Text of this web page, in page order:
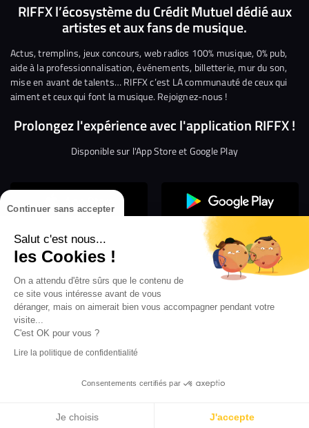
Continuer sans accepter
Salut c'est nous...
les Cookies !
On a attendu d'être sûrs que le contenu de
ce site vous intéresse avant de vous
déranger, mais on aimerait bien vous accompagner pendant votre
visite...
C'est OK pour vous ?
Lire la politique de confidentialité
Consentements certifiés par
Je choisis J'accepte
nous
Facebook
nous
sur
Twitter
rejoindre
sur
Instagram
rejoindre
sur
YouTube
rejoindre
sur
Linkedin
RIFFX l’écosystème du Crédit Mutuel dédié aux
artistes et aux fans de musique.
Actus, tremplins, jeux concours, web radios 100% musique, 0% pub,
aide à la professionnalisation, événements, billetterie, mur du son,
mise en avant de talents… RIFFX c’est LA communauté de ceux qui
aiment et ceux qui font la musique. Rejoignez-nous !
Prolongez l'expérience avec l'application RIFFX !
Disponible sur l'App Store et Google Play
Confidentialité
Gestion des cookies
Conditions générales d’utilisation
Mentions légales
les webradios RIFFX
en exclusivité sur VIBES le titre de la révé